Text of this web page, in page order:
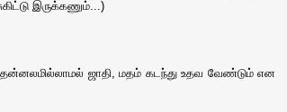
இருக்கணும்...)
ஜாதி, மதம் கடந்து உதவ வேண்டும் என